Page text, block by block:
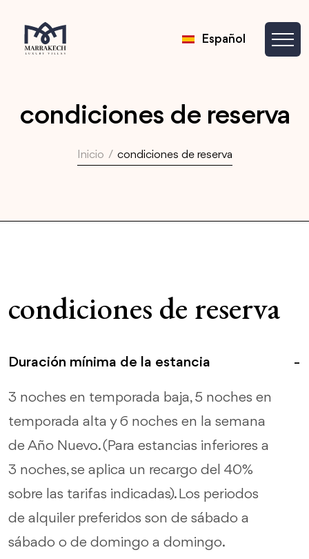
Español
condiciones de reserva
Inicio / condiciones de reserva
condiciones de reserva
Duración mínima de la estancia
3 noches en temporada baja, 5 noches en
temporada alta y 6 noches en la semana
de Año Nuevo. (Para estancias inferiores a
3 noches, se aplica un recargo del 40%
sobre las tarifas indicadas). Los periodos
de alquiler preferidos son de sábado a
sábado o de domingo a domingo.